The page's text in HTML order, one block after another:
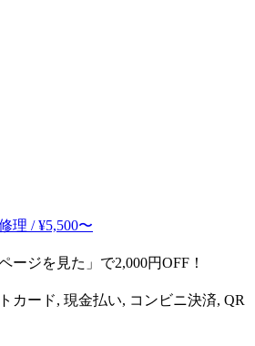
理 / ¥5,500〜
ージを見た」で2,000円OFF！
カード, 現金払い, コンビニ決済, QR